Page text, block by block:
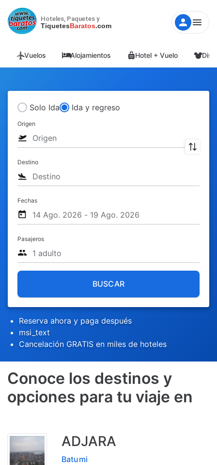
Hoteles, Paquetes y
TiquetesBaratos.com
Vuelos Alojamientos Hotel + Vuelo
Solo Ida Ida y regreso
Origen
Destino
Fechas
Pasajeros
BUSCAR
Reserva ahora y paga después
msi_text
Cancelación GRATIS en miles de hoteles
Conoce los destinos y
opciones para tu viaje en
ADJARA
Batumi